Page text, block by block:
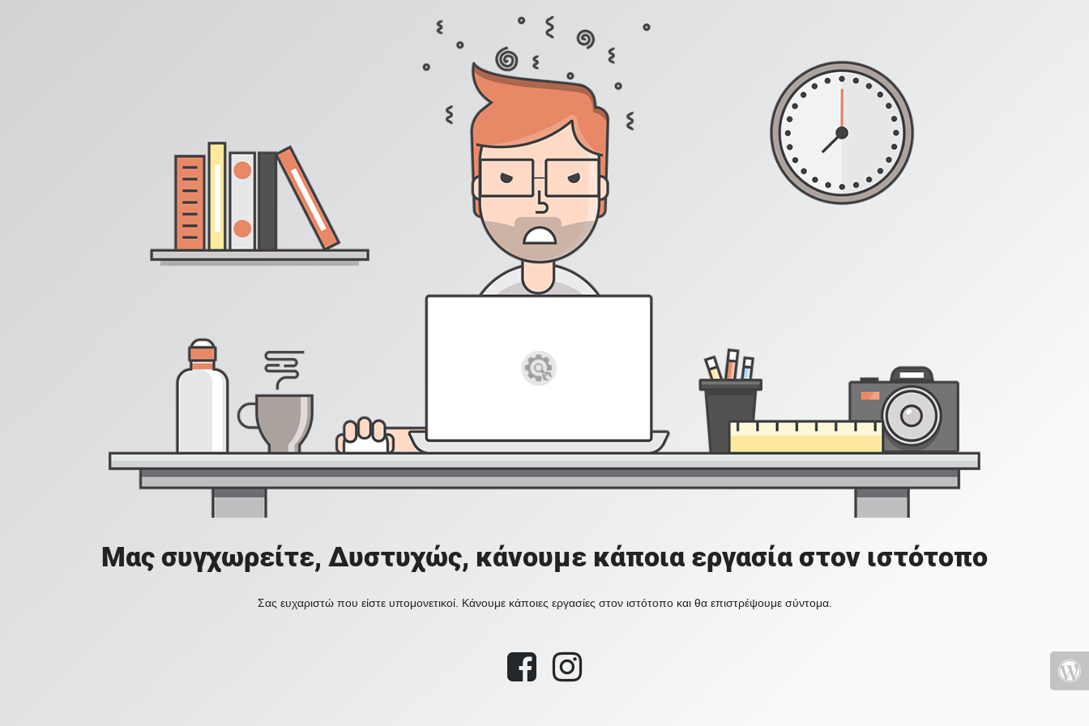
Μας συγχωρείτε, Δυστυχώς, κάνουμε κάποια εργασία στον ιστότοπο
Σας ευχαριστώ που είστε υπομονετικοί. Κάνουμε κάποιες εργασίες στον ιστότοπο και θα επιστρέψουμε σύντομα.